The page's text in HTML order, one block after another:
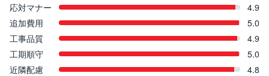
応対マナー
4.9
追加費用
5.0
工事品質
4.9
工期順守
5.0
近隣配慮
4.8